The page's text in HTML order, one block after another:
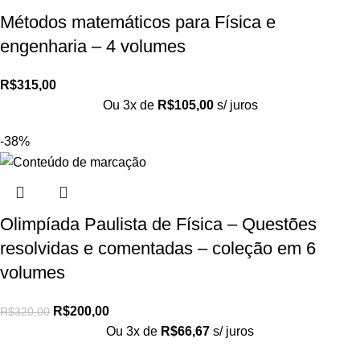
Métodos matemáticos para Física e
engenharia – 4 volumes
R$315,00
Ou 3x de R$105,00 s/ juros
-38%
Olimpíada Paulista de Física – Questões
resolvidas e comentadas – coleção em 6
volumes
R$320,00 R$200,00
Ou 3x de R$66,67 s/ juros